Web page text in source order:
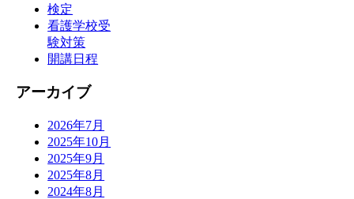
検定
看護学校受
験対策
開講日程
アーカイブ
2026年7月
2025年10月
2025年9月
2025年8月
2024年8月